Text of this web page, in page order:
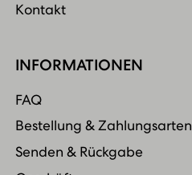
Kontakt
INFORMATIONEN
FAQ
Bestellung & Zahlungsarten
Senden & Rückgabe